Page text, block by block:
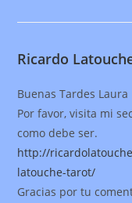
Ricardo
Buenas Tardes Laura
Por favor, visita mi
como debe ser.
http://
latouche-tarot/
Gracias por tu